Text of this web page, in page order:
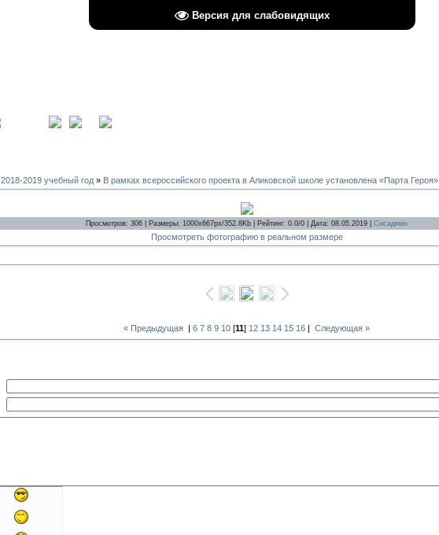
Версия для слабовидящих
2018-2019 учебный год » В рамках всероссийского проекта в Аликовской школе установлена «Парта Героя»
Просмотров: 306 | Размеры: 1000x667px/352.8Kb | Рейтинг: 0.0/0 | Дата: 08.05.2019 | Сисадмин
Просмотреть фотографию в реальном размере
« Предыдущая | 6 7 8 9 10 [11] 12 13 14 15 16 | Следующая »